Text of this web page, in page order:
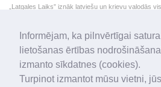
Informējam, ka pilnvērtīgai
lietošanas ērtības
izmanto sīkdatnes (cookies).
Turpinot izmantot mūsu vietni,
„Latgales Laiks” iznāk latviešu un krievu valodās
„Latgales Laiks” latviešu valodā aptver Daugavpils
2026. gada 8. augusts
Sestdiena